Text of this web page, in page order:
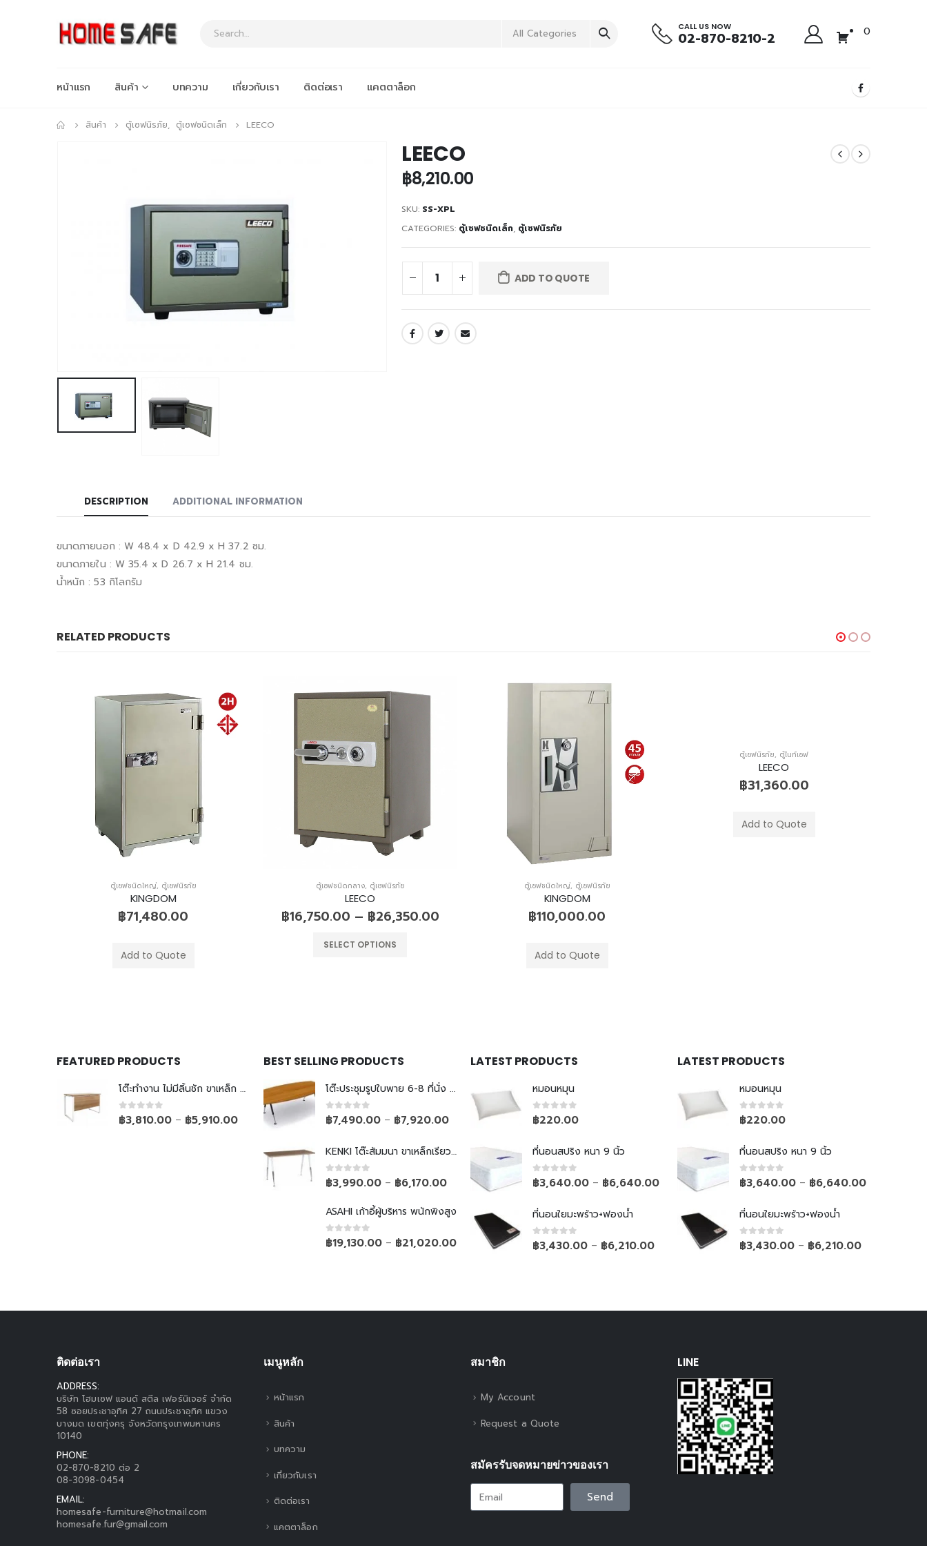
All Categories
CALL US NOW
02-870-8210-2 0
หน้าแรก สินค้า บทความ เกี่ยวกับเรา ติดต่อเรา แคตตาล็อก
สินค้า ตู้เซฟนิรภัย, ตู้เซฟชนิดเล็ก LEECO
LEECO
฿8,210.00
SKU: SS-XPL
CATEGORIES: ตู้เซฟชนิดเล็ก, ตู้เซฟนิรภัย
ADD TO QUOTE
DESCRIPTION ADDITIONAL INFORMATION
ขนาดภายนอก : W 48.4 x D 42.9 x H 37.2 ซม.
ขนาดภายใน : W 35.4 x D 26.7 x H 21.4 ซม.
น้ำหนัก : 53 กิโลกรัม
RELATED PRODUCTS
ตู้เซฟชนิดใหญ่, ตู้เซฟนิรภัย
KINGDOM
฿71,480.00
Add to Quote
ตู้เซฟชนิดกลาง, ตู้เซฟนิรภัย
LEECO
฿16,750.00 – ฿26,350.00
SELECT OPTIONS
ตู้เซฟชนิดใหญ่, ตู้เซฟนิรภัย
KINGDOM
฿110,000.00
Add to Quote
ตู้เซฟนิรภัย, ตู้ไนท์เซฟ
LEECO
฿31,360.00
Add to Quote
FEATURED PRODUCTS
โต๊ะทำงาน ไม่มีลิ้นชัก ขาเหล็ก Top ยกลอย
0out of 5
฿3,810.00 – ฿5,910.00
BEST SELLING PRODUCTS
โต๊ะประชุมรูปใบพาย 6-8 ที่นั่ง ขาเหล็กเรียว
0out of 5
฿7,490.00 – ฿7,920.00
KENKI โต๊ะสัมมนา ขาเหล็กเรียวพับไม่ได้
0out of 5
฿3,990.00 – ฿6,170.00
ASAHI เก้าอี้ผู้บริหาร พนักพิงสูง
0out of 5
฿19,130.00 – ฿21,020.00
LATEST PRODUCTS
หมอนหมุน
0out of 5
฿220.00
ที่นอนสปริง หนา 9 นิ้ว
0out of 5
฿3,640.00 – ฿6,640.00
ที่นอนใยมะพร้าว+ฟองน้ำ
0out of 5
฿3,430.00 – ฿6,210.00
LATEST PRODUCTS
หมอนหมุน
0out of 5
฿220.00
ที่นอนสปริง หนา 9 นิ้ว
0out of 5
฿3,640.00 – ฿6,640.00
ที่นอนใยมะพร้าว+ฟองน้ำ
0out of 5
฿3,430.00 – ฿6,210.00
ติดต่อเรา
ADDRESS:
บริษัท โฮมเซฟ แอนด์ สตีล เฟอร์นิเจอร์ จำกัด
58 ซอยประชาอุทิศ 27 ถนนประชาอุทิศ แขวง
บางมด เขตทุ่งครุ จังหวัดกรุงเทพมหานคร
10140
PHONE:
02-870-8210 ต่อ 2
08-3098-0454
EMAIL:
homesafe-furniture@hotmail.com
homesafe.fur@gmail.com
เมนูหลัก
หน้าแรก
สินค้า
บทความ
เกี่ยวกับเรา
ติดต่อเรา
แคตตาล็อก
สมาชิก
My Account
Request a Quote
สมัครรับจดหมายข่าวของเรา
Send
LINE